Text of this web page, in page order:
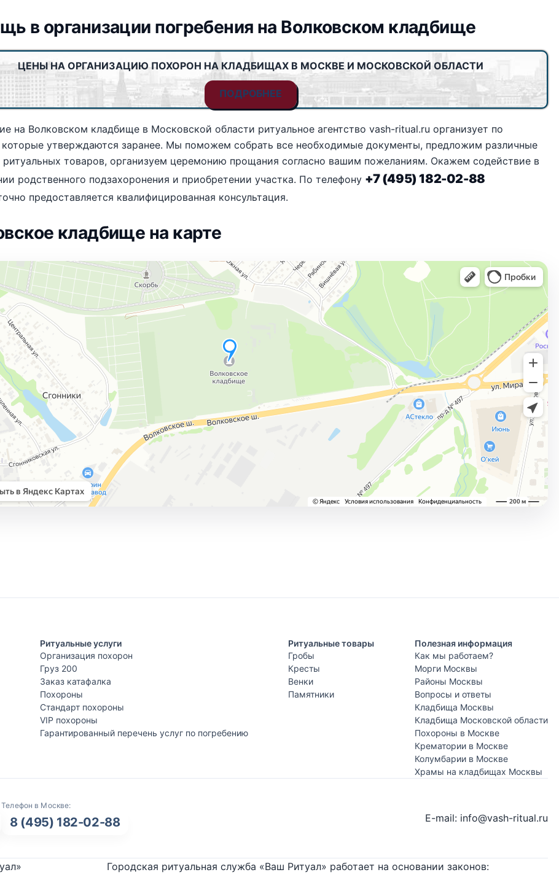
в организации погребения на Волковском кладбище
ЦЕНЫ НА ОРГАНИЗАЦИЮ ПОХОРОН НА КЛАДБИЩАХ В МОСКВЕ И МОСКОВСКОЙ ОБЛАСТИ
ПОДРОБНЕЕ
на Волковском кладбище в Московской области ритуальное агентство vash-ritual.ru организует по
утверждаются заранее. Мы поможем собрать все необходимые документы, предложим различные
ритуальных товаров, организуем церемонию прощания согласно вашим пожеланиям. Окажем содействие в
родственного подзахоронения и приобретении участка. По телефону +7 (495) 182-02-88
предоставляется квалифицированная консультация.
кладбище на карте
Ритуальные услуги
Организация похорон
Груз 200
Заказ катафалка
Похороны
Стандарт похороны
VIP похороны
Гарантированный перечень услуг по погребению
Ритуальные товары
Гробы
Кресты
Венки
Памятники
Полезная информация
Как мы работаем?
Морги Москвы
Районы Москвы
Вопросы и ответы
Кладбища Москвы
Кладбища Московской области
Похороны в Москве
Крематории в Москве
Колумбарии в Москве
Храмы на кладбищах Москвы
Телефон в Москве:
8 (495) 182-02-88 E-mail: info@vash-ritual.ru
Городская ритуальная служба «Ваш Ритуал» работает на основании законов: